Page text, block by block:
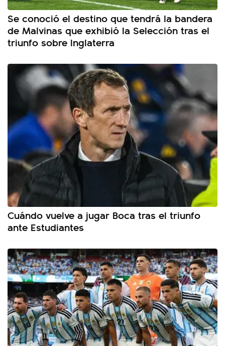
Se conoció el destino que tendrá la bandera
de Malvinas que exhibió la Selección tras el
triunfo sobre Inglaterra
Cuándo vuelve a jugar Boca tras el triunfo
ante Estudiantes